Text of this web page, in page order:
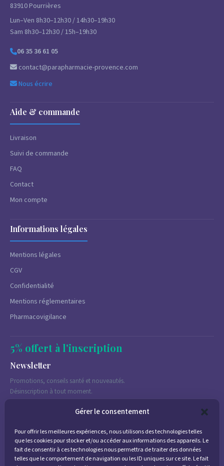
Gérer le consentement
Pour offrir les meilleures expériences, nous utilisons des technologies telles
que les cookies pour stocker et/ou accéder aux informations des appareils. Le
fait de consentir à ces technologies nous permettra de traiter des données
telles que le comportement de navigation ou les ID uniques sur ce site. Le fait
83910 Pourrières
Lun–Ven 8h30–12h30 / 14h30–19h30
Sam 8h30–12h30 / 15h–19h30
06 35 36 61 05
contact@parapharmacie-provence.com
Nous écrire
Aide & commande
Livraison
Suivi de commande
FAQ
Contact
Mon compte
Informations légales
Mentions légales
CGV
Confidentialité
Mentions réglementaires
Pharmacovigilance
5% offert à l'inscription
Newsletter
Promotions, conseils santé et nouveautés.
Désinscription à tout moment.
J'accepte de recevoir des emails marketing conformément à la
politique de confidentialité